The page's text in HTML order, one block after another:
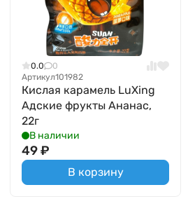
0.0
0
Артикул101982
Кислая карамель LuXing
Адские фрукты Ананас,
22г
В наличии
49₽
В корзину